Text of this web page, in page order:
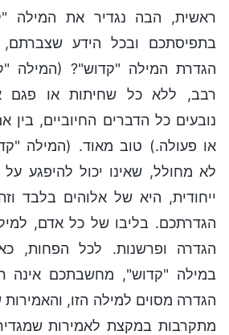
ראשית, הבה נגדיר את המילה
בתפיסתכם ובכל הידע
הגדרת המילה "קדוש"? (המילה
רבב, ללא כל שחיתות או פגם
נובעים כל הדברים החיוביים, בין
או פעולה.) טוב מאוד. (המילה
לא מחולל, שאינו יכול להיפגע
ייחודית, היא של אלוהים בלבד
הגדרתכם. בליבו של כל אדם,
הגדרה ופרשנות. לכל הפחות,
במילה "קדוש", מחשבתכם אינה
הגדרה מסוים למילה הזו,
מתקרבות במקצת לאמירות